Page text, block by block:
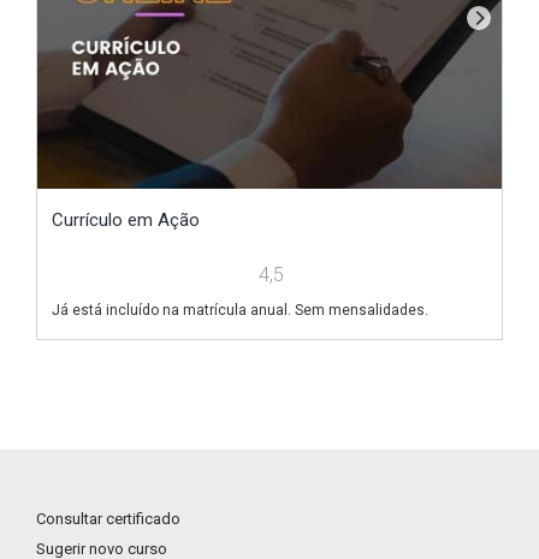
Currículo em Ação
4,5
Já está incluído na matrícula anual. Sem mensalidades.
Consultar certificado
Sugerir novo curso